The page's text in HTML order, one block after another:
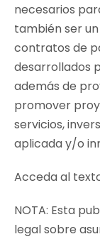
necesarios
también ser
contratos de
desarrollados
además de
promover
servicios,
aplicada y/o
Acceda al
NOTA: Esta
legal sobre